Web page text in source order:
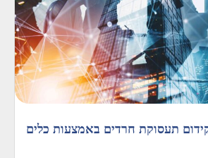
תעסוקת חרדים באמצעות כלים